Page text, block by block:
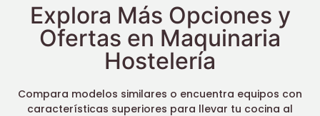
Explora Más Opciones y
Ofertas en Maquinaria
Hostelería
Compara modelos similares o encuentra equipos con
características superiores para llevar tu cocina al